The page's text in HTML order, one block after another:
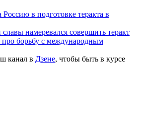
в подготовке теракта в
намеревался совершить теракт
про борьбу с международным
канал в Дзене, чтобы быть в курсе